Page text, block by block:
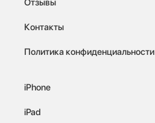
Отзывы
Контакты
Политика конфиденциальности
iPhone
iPad